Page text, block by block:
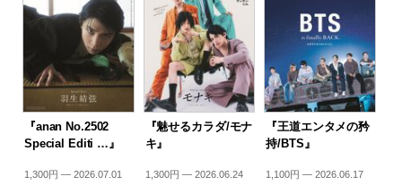
『anan No.2502
Special Editi …』
1,300円 — 2026.07.01
『魅せるカラダ/モナ
キ』
1,300円 — 2026.06.24
『王道エンタメの矜
持/BTS』
1,100円 — 2026.06.17